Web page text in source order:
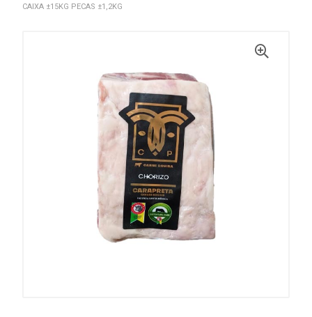
CAIXA ±15KG PECAS ±1,2KG